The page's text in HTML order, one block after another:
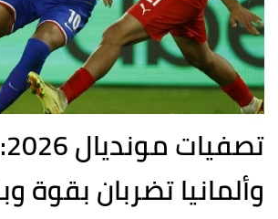
وألمانيا تضربان بقوة